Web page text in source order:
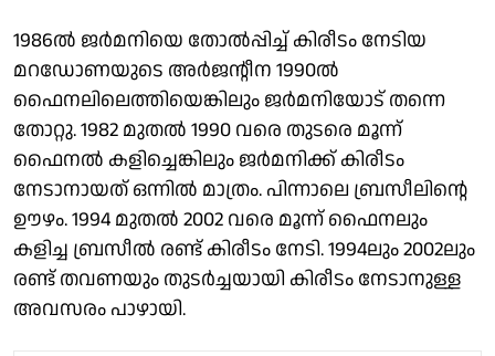
1986ൽ ജർമനിയെ തോൽപ്പിച്ച് കിരീടം നേടിയ
മറഡോണയുടെ അർജൻ്റീന 1990ൽ
ഫൈനലിലെത്തിയെങ്കിലും ജർമനിയോട് തന്നെ
തോറ്റു. 1982 മുതൽ 1990 വരെ തുടരെ മൂന്ന്
ഫൈനൽ കളിച്ചെങ്കിലും ജർമനിക്ക് കിരീടം
നേടാനായത് ഒന്നിൽ മാത്രം. പിന്നാലെ ബ്രസീലിൻ്റെ
ഊഴം. 1994 മുതൽ 2002 വരെ മൂന്ന് ഫൈനലും
കളിച്ച ബ്രസീൽ രണ്ട് കിരീടം നേടി. 1994ലും 2002ലും
രണ്ട് തവണയും തുടർച്ചയായി കിരീടം നേടാനുള്ള
അവസരം പാഴായി.